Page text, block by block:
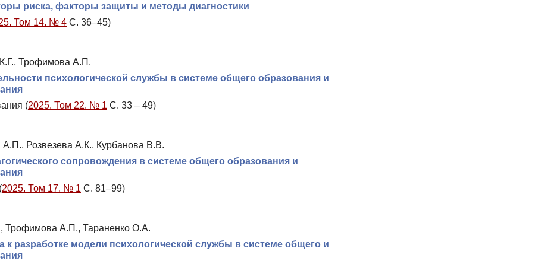
риска, факторы защиты и методы диагностики
Том 14. № 4 С. 36–45)
Трофимова А.П.
психологической службы в системе общего образования и
(2025. Том 22. № 1 С. 33 – 49)
Розвезева А.К., Курбанова В.В.
сопровождения в системе общего образования и
2025. Том 17. № 1 С. 81–99)
А.П., Тараненко О.А.
разработке модели психологической службы в системе общего и